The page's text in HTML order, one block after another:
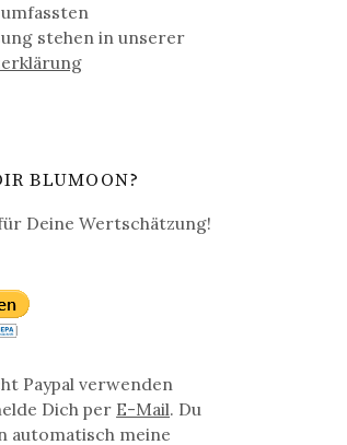
stehen in unserer
BLUMOON?
Deine Wertschätzung!
Paypal verwenden
Dich per E-Mail. Du
automatisch meine